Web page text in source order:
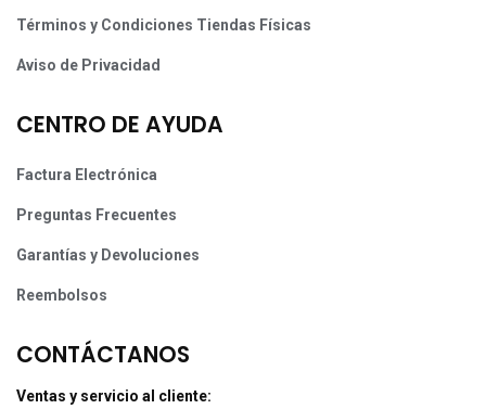
Términos y Condiciones Tiendas Físicas
Aviso de Privacidad
CENTRO DE AYUDA
Factura Electrónica
Preguntas Frecuentes
Garantías y Devoluciones
Reembolsos
CONTÁCTANOS
Ventas y servicio al cliente: